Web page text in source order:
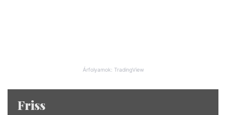
Árfolyamok: TradingView
Friss